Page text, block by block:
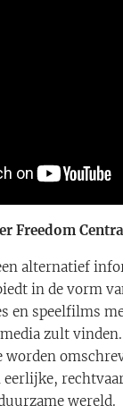
Freedom
alternatief
in de vorm
en speelfilms
zult
worden
wereld.